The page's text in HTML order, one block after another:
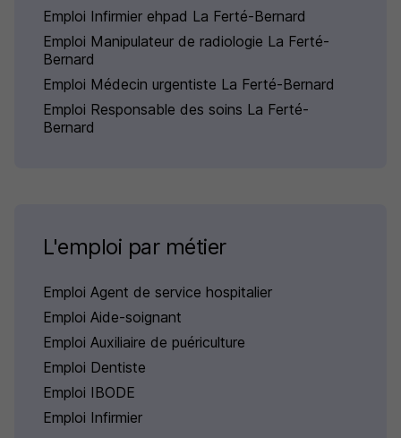
Emploi Infirmier ehpad La Ferté-Bernard
Emploi Manipulateur de radiologie La Ferté-
Bernard
Emploi Médecin urgentiste La Ferté-Bernard
Emploi Responsable des soins La Ferté-
Bernard
L'emploi par métier
Emploi Agent de service hospitalier
Emploi Aide-soignant
Emploi Auxiliaire de puériculture
Emploi Dentiste
Emploi IBODE
Emploi Infirmier